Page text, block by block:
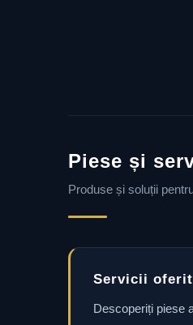
Piese și
Produse și soluții
Servicii
Descoperiți piese